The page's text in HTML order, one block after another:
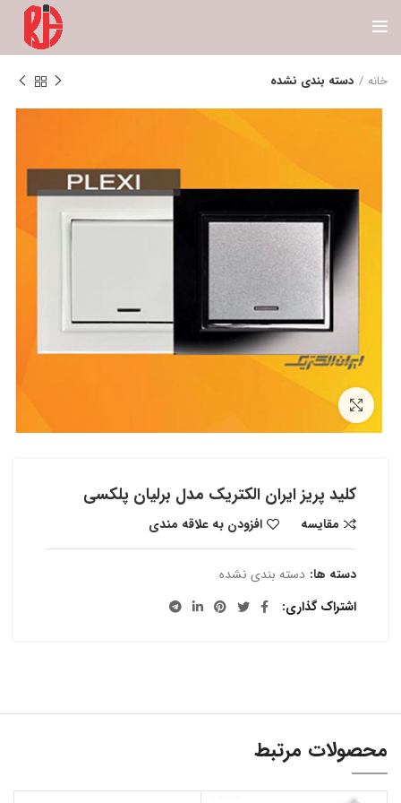
خانه دسته بندی نشده
کلید پریز ایران الکتریک مدل برلیان پلکسی
مقایسه افزودن به علاقه مندی
دسته ها: دسته بندی نشده
اشتراک گذاری
محصولات مرتبط